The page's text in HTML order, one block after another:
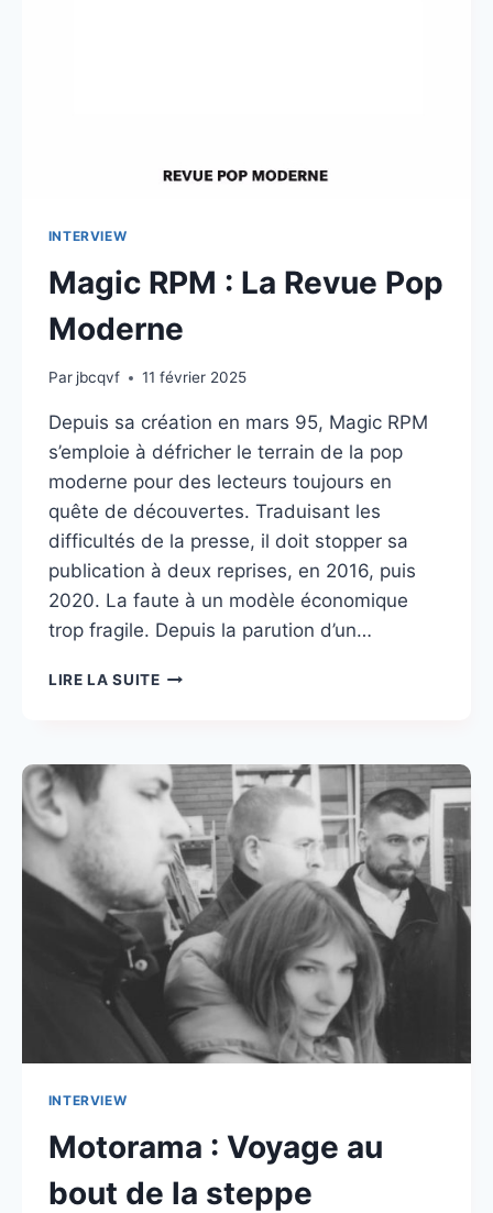
INTERVIEW
Magic RPM : La Revue Pop
Moderne
Par jbcqvf 11 février 2025
Depuis sa création en mars 95, Magic RPM
s’emploie à défricher le terrain de la pop
moderne pour des lecteurs toujours en
quête de découvertes. Traduisant les
difficultés de la presse, il doit stopper sa
publication à deux reprises, en 2016, puis
2020. La faute à un modèle économique
trop fragile. Depuis la parution d’un…
LIRE LA SUITEMAGIC
REVUE
POP
MODERNE
INTERVIEW
Motorama : Voyage au
bout de la steppe